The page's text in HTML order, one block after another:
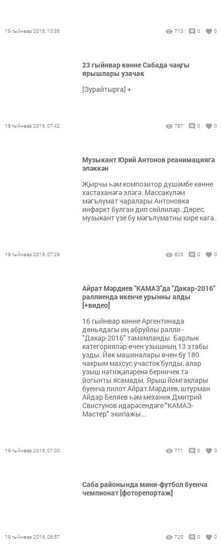
19 гыйнвар 2016, 10:36 713 0 0
23 гыйнвар көнне Сабада чаңгы
ярышлары узачак
[Зурайтырга] +
19 гыйнвар 2016, 07:42 787 0 0
Музыкант Юрий Антонов реанимациягә
эләккән
Җырчы һәм композитор дүшәмбе көнне
хастаханәгә эләгә. Массакүләм
мәгълүмат чаралары Антоновка
инфаркт булган дип сөйлиләр. Дөрес,
музыкант үзе бу мәгълүматны кире кага.
19 гыйнвар 2016, 07:29 823 0 0
Айрат Мәрдиев "КАМАЗ"да "Дакар-2016"
раллиенда икенче урынны алды
[+видео]
16 гыйнвар көнне Аргентинада
дөньядагы иң абруйлы ралли -
"Дакар-2016" тәмамланды. Барлык
категорияләр өчен узышның 13 этабы
узды. Йөк машиналары өчен бу 180
чакрым махсус участок булды, алар
узыш нәтиҗәләренә берничек тә
йогынты ясамады. Ярыш йомгаклары
буенча пилот Айрат Мәрдиев, штурман
Айдар Беляев һәм механик Дмитрий
Свистунов идарәсендәге "КАМАЗ-
Мастер" экипажы...
19 гыйнвар 2016, 07:00 771 0 0
Саба районында мини-футбол буенча
чемпионат [фоторепортаж]
19 гыйнвар 2016, 06:57 720 0 0